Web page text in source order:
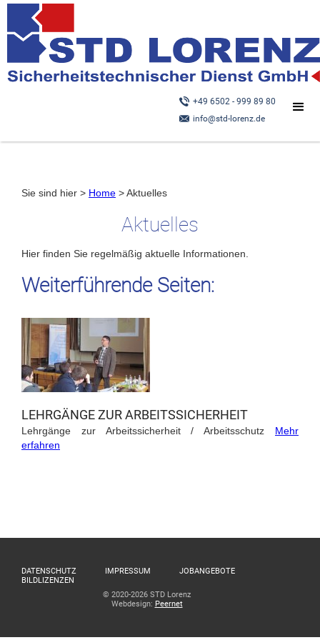
+49 6502 - 999 89 80
info@std-lorenz.de
Sie sind hier > Home > Aktuelles
Aktuelles
Hier finden Sie regelmäßig aktuelle Informationen.
Weiterführende Seiten:
LEHRGÄNGE ZUR ARBEITSSICHERHEIT
Lehrgänge zur Arbeitssicherheit / Arbeitsschutz Mehr
erfahren
DATENSCHUTZ IMPRESSUM
JOBANGEBOTE
BILDLIZENZEN
© 2020-2026 STD Lorenz
Webdesign: Peernet